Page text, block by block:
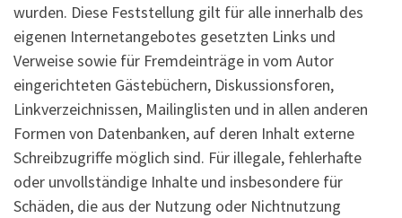
wurden. Diese Feststellung gilt für alle innerhalb des
eigenen Internetangebotes gesetzten Links und
Verweise sowie für Fremdeinträge in vom Autor
eingerichteten Gästebüchern, Diskussionsforen,
Linkverzeichnissen, Mailinglisten und in allen anderen
Formen von Datenbanken, auf deren Inhalt externe
Schreibzugriffe möglich sind. Für illegale, fehlerhafte
oder unvollständige Inhalte und insbesondere für
Schäden, die aus der Nutzung oder Nichtnutzung